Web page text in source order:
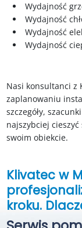
Wydajność
Wydajność
Wydajność
Wydajność
Nasi konsultanci z
zaplanowaniu
szczegóły,
najszybciej
swoim obiekcie.
Klivatec w
kroku.